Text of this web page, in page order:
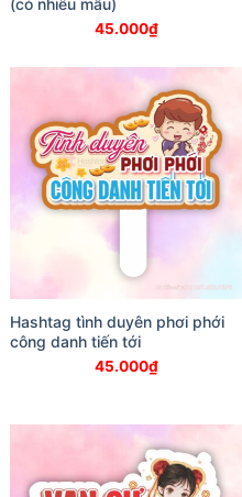
(có nhiều mẫu)
45.000₫
Hashtag tình duyên phơi phới
công danh tiến tới
45.000₫